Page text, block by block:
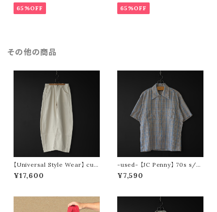
65%OFF 65%OFF
その他の商品
【Universal Style Wear】 cur
ve painter pants (off white)
¥17,600
-used- 【JC Penny】 70s s/s
check shirt
¥7,590